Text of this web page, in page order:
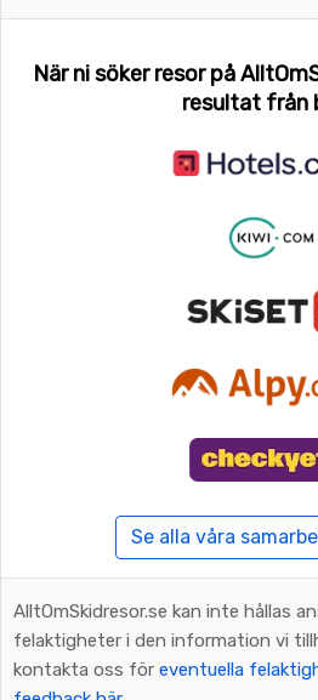
När ni söker resor på
resultat från
Se alla våra
AlltOmSkidresor.se kan inte hållas
felaktigheter i den information vi
kontakta oss för eventuella